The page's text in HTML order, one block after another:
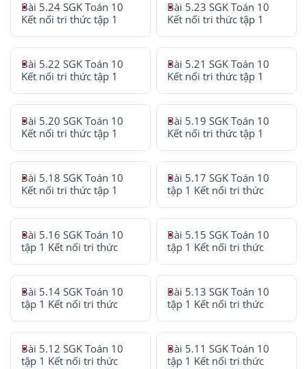
Bài 5.24 SGK Toán 10
Kết nối tri thức tập 1
Bài 5.23 SGK Toán 10
Kết nối tri thức tập 1
Bài 5.22 SGK Toán 10
Kết nối tri thức tập 1
Bài 5.21 SGK Toán 10
Kết nối tri thức tập 1
Bài 5.20 SGK Toán 10
Kết nối tri thức tập 1
Bài 5.19 SGK Toán 10
Kết nối tri thức tập 1
Bài 5.18 SGK Toán 10
Kết nối tri thức tập 1
Bài 5.17 SGK Toán 10
tập 1 Kết nối tri thức
Bài 5.16 SGK Toán 10
tập 1 Kết nối tri thức
Bài 5.15 SGK Toán 10
tập 1 Kết nối tri thức
Bài 5.14 SGK Toán 10
tập 1 Kết nối tri thức
Bài 5.13 SGK Toán 10
tập 1 Kết nối tri thức
Bài 5.12 SGK Toán 10
tập 1 Kết nối tri thức
Bài 5.11 SGK Toán 10
tập 1 Kết nối tri thức